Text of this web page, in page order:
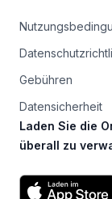
Gebühren
Datensicherheit
Laden Sie die
überall zu